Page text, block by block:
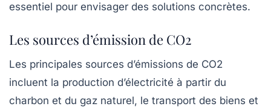
essentiel pour envisager des solutions concrètes.
Les sources d’émission de CO2
Les principales sources d’émissions de CO2
incluent la production d’électricité à partir du
charbon et du gaz naturel, le transport des biens et